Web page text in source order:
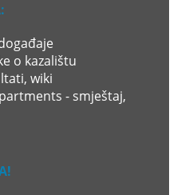
o kazalištu
wiki
- smještaj,